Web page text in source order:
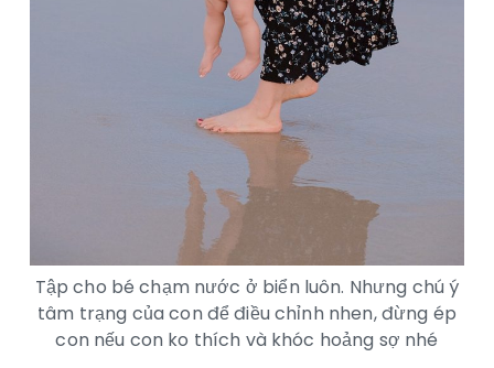
Tập cho bé chạm nước ở biển luôn. Nhưng chú ý
tâm trạng của con để điều chỉnh nhen, đừng ép
con nếu con ko thích và khóc hoảng sợ nhé